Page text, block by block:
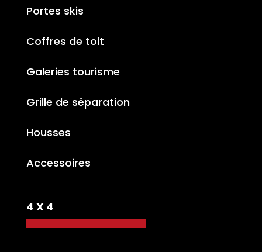
Portes skis
Coffres de toit
Galeries tourisme
Grille de séparation
Housses
Accessoires
4 X 4